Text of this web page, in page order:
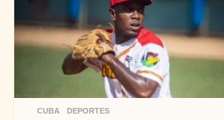
s
CUBA ,DEPORTES